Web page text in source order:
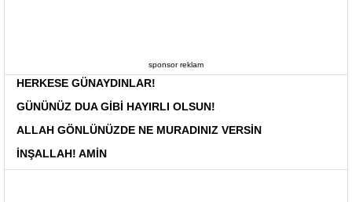
sponsor reklam
HERKESE GÜNAYDINLAR!
GÜNÜNÜZ DUA GİBİ HAYIRLI OLSUN!
ALLAH GÖNLÜNÜZDE NE MURADINIZ VERSİN
İNŞALLAH! AMİN